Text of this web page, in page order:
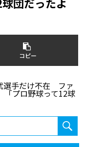
団だったよ
コピー